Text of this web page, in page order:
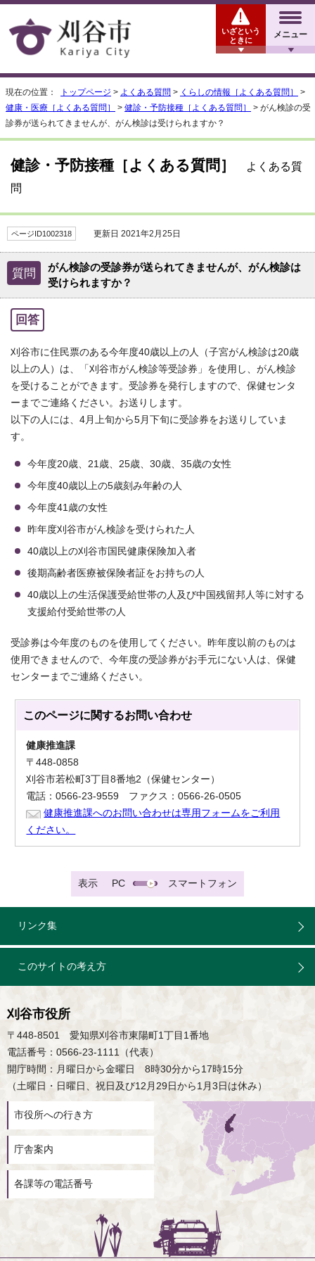
メニュー
いざという
ときに
現在の位置： トップページ > よくある質問 > くらしの情報［よくある質問］
>
健康・医療［よくある質問］
> 健診・予防接種［よくある質問］
> がん検診の受
診券が送られてきませんが、がん検診は受けられますか？
健診・予防接種［よくある質問］
よくある質
問
ページID1002318 更新日 2021年2月25日
質問
がん検診の受診券が送られてきませんが、がん検診は
受けられますか？
回答
刈谷市に住民票のある今年度40歳以上の人（子宮がん検診は20歳
以上の人）は、「刈谷市がん検診等受診券」を使用し、がん検診
を受けることができます。受診券を発行しますので、保健センタ
ーまでご連絡ください。お送りします。
以下の人には、4月上旬から5月下旬に受診券をお送りしていま
す。
今年度20歳、21歳、25歳、30歳、35歳の女性
今年度40歳以上の5歳刻み年齢の人
今年度41歳の女性
昨年度刈谷市がん検診を受けられた人
40歳以上の刈谷市国民健康保険加入者
後期高齢者医療被保険者証をお持ちの人
40歳以上の生活保護受給世帯の人及び中国残留邦人等に対する
支援給付受給世帯の人
受診券は今年度のものを使用してください。昨年度以前のものは
使用できませんので、今年度の受診券がお手元にない人は、保健
センターまでご連絡ください。
このページに関するお問い合わせ
健康推進課
〒448-0858
刈谷市若松町3丁目8番地2（保健センター）
電話：0566-23-9559 ファクス：0566-26-0505
健康推進課へのお問い合わせは専用フォームをご利用
ください。
表示 PC スマートフォン
リンク集
このサイトの考え方
刈谷市役所
〒448-8501 愛知県刈谷市東陽町1丁目1番地
電話番号：0566-23-1111（代表）
開庁時間：月曜日から金曜日 8時30分から17時15分
（土曜日・日曜日、祝日及び12月29日から1月3日は休み）
市役所への行き方
庁舎案内
各課等の電話番号